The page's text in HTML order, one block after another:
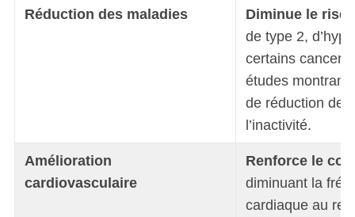
Réduction des maladies
Diminue le
de type 2,
certains
études montrant
de réduction
l’inactivité.
Amélioration
cardiovasculaire
Renforce le
diminuant la
cardiaque au